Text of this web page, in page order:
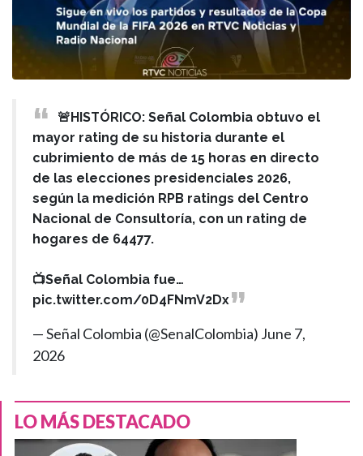
🚨HISTÓRICO: Señal Colombia obtuvo el
mayor rating de su historia durante el
cubrimiento de más de 15 horas en directo
de las elecciones presidenciales 2026,
según la medición RPB ratings del Centro
Nacional de Consultoría, con un rating de
hogares de 64477.
📺Señal Colombia fue…
pic.twitter.com/0D4FNmV2Dx
— Señal Colombia (@SenalColombia) June 7,
2026
LO MÁS DESTACADO